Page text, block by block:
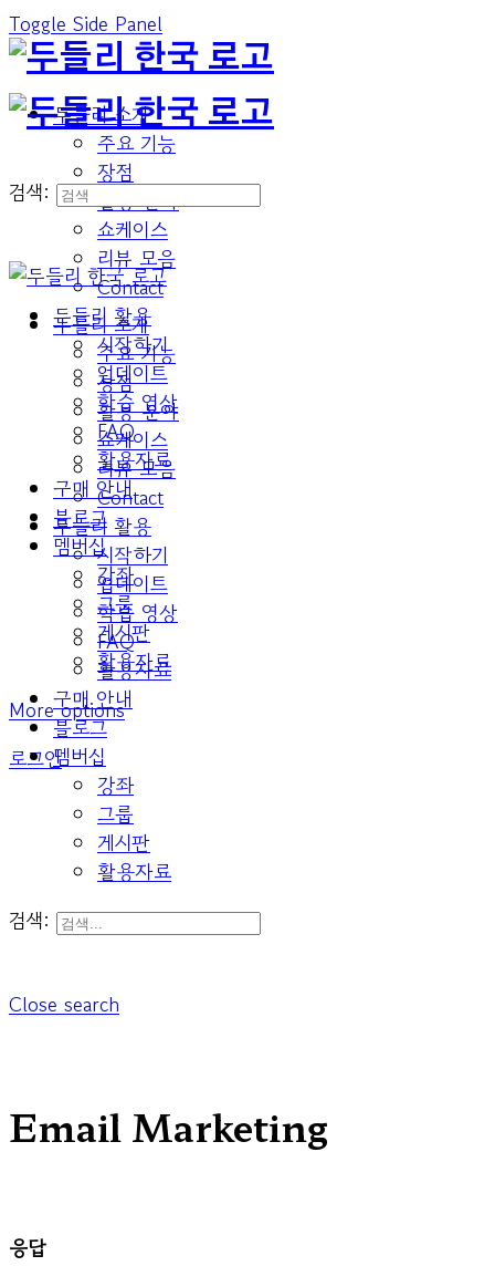
Toggle Side Panel
두들리 소개
주요 기능
장점
활용 분야
쇼케이스
리뷰 모음
Contact
두들리 활용
시작하기
업데이트
학습 영상
FAQ
활용자료
구매 안내
블로그
멤버십
강좌
그룹
게시판
활용자료
More options
로그인
검색:
두들리 소개
주요 기능
장점
활용 분야
쇼케이스
리뷰 모음
Contact
두들리 활용
시작하기
업데이트
학습 영상
FAQ
활용자료
구매 안내
블로그
멤버십
강좌
그룹
게시판
활용자료
검색:
Close search
Email Marketing
응답